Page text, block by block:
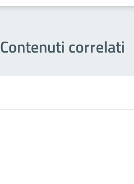
Contenuti correlati